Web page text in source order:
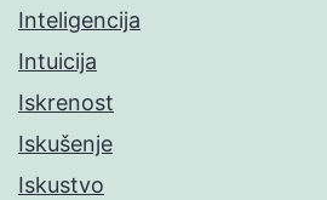
Inteligencija
Intuicija
Iskrenost
Iskušenje
Iskustvo